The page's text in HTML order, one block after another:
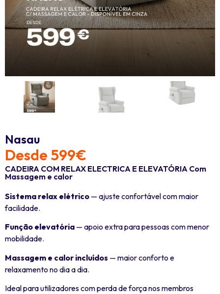
Nasau
Desde 599€
CADEIRA COM RELAX ELECTRICA E ELEVATÓRIA Com
Massagem e calor
Sistema relax elétrico — ajuste confortável com maior
facilidade.
Função elevatória — apoio extra para pessoas com menor
mobilidade.
Massagem e calor incluídos — maior conforto e
relaxamento no dia a dia.
Ideal para utilizadores com perda de força nos membros